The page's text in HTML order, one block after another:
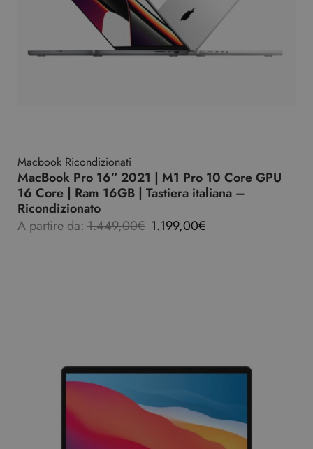
Macbook Ricondizionati
MacBook Pro 16″ 2021 | M1 Pro 10 Core GPU
16 Core | Ram 16GB | Tastiera italiana –
Ricondizionato
A partire da: 1.449,00€ 1.199,00€